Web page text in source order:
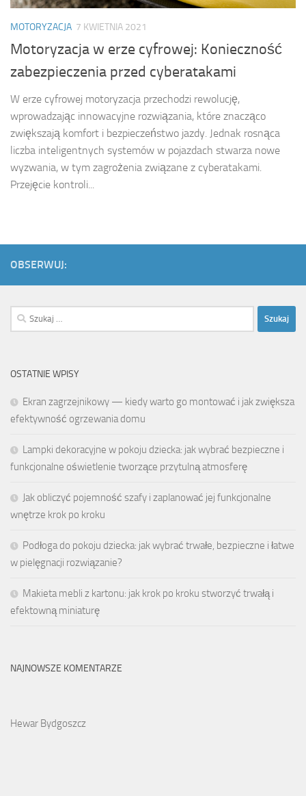
MOTORYZACJA 7 KWIETNIA 2021
Motoryzacja w erze cyfrowej: Konieczność
zabezpieczenia przed cyberatakami
W erze cyfrowej motoryzacja przechodzi rewolucję,
wprowadzając innowacyjne rozwiązania, które znacząco
zwiększają komfort i bezpieczeństwo jazdy. Jednak rosnąca
liczba inteligentnych systemów w pojazdach stwarza nowe
wyzwania, w tym zagrożenia związane z cyberatakami.
Przejęcie kontroli...
OBSERWUJ:
Szukaj:
OSTATNIE WPISY
Ekran zagrzejnikowy — kiedy warto go montować i jak zwiększa
efektywność ogrzewania domu
Lampki dekoracyjne w pokoju dziecka: jak wybrać bezpieczne i
funkcjonalne oświetlenie tworzące przytulną atmosferę
Jak obliczyć pojemność szafy i zaplanować jej funkcjonalne
wnętrze krok po kroku
Podłoga do pokoju dziecka: jak wybrać trwałe, bezpieczne i łatwe
w pielęgnacji rozwiązanie?
Makieta mebli z kartonu: jak krok po kroku stworzyć trwałą i
efektowną miniaturę
NAJNOWSZE KOMENTARZE
Hewar Bydgoszcz